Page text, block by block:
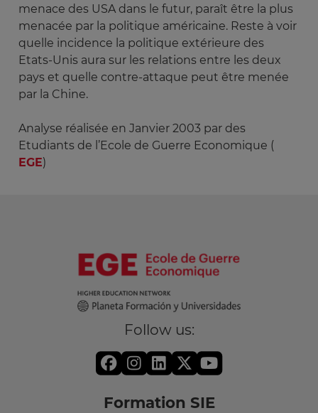
menace des USA dans le futur, paraît être la plus
menacée par la politique américaine. Reste à voir
quelle incidence la politique extérieure des
Etats-Unis aura sur les relations entre les deux
pays et quelle contre-attaque peut être menée
par la Chine.
Analyse réalisée en Janvier 2003 par des
Etudiants de l’Ecole de Guerre Economique (
EGE)
Follow us:
Formation SIE